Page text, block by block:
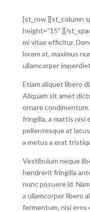
[st_row ][st_column
height=”15″ ][/
mi vitae efficitur.
lorem at, maximus
ullamcorper
Etiam aliquet libero
Aliquam sit amet
ornare
fringilla, a mattis nisi
pellentesque at
a metus a erat
Vestibulum neque
hendrerit fringilla
nunc posuere id.
a ullamcorper libero
fermentum, nisi eros